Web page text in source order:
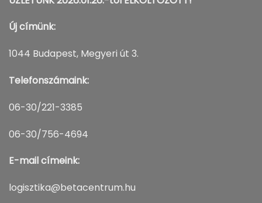
Új címünk:
1044 Budapest, Megyeri út 3.
Telefonszámaink:
06-30/221-3385
06-30/756-4694
E-mail címeink:
logisztika@betacentrum.hu